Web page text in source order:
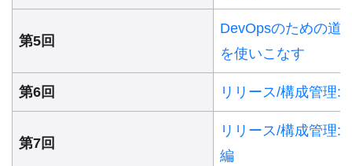
第5回
DevOpsのための道
を使いこなす
第6回 リリース/構成管理:
第7回
リリース/構成管理:
編